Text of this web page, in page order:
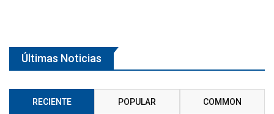
Últimas Noticias
RECIENTE POPULAR COMMON